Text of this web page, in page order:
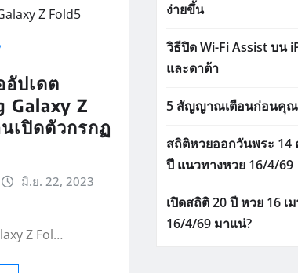
อัปเดต
Galaxy Z
เปิดตัวกรกฏ
มิ.ย. 22, 2023
Z Fol…
ง่ายขึ้น
วิธีปิด Wi-Fi Assist บน
และดาต้า
5 สัญญาณเตือนก่อนคุณ
สถิติหวยออกวันพระ 14
ปี แนวทางหวย 16/4/69
เปิดสถิติ 20 ปี หวย 16
16/4/69 มาแน่?